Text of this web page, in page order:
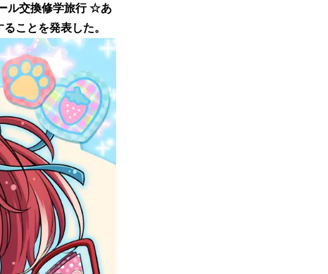
ル交換修学旅行 ☆あ
ことを発表した。